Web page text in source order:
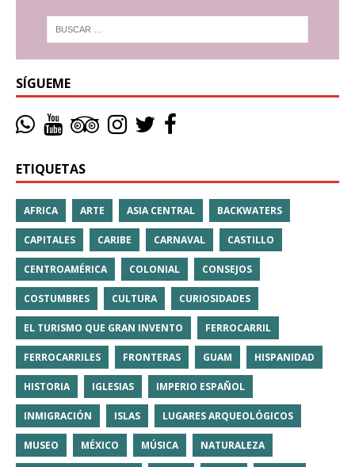
SÍGUEME
ETIQUETAS
AFRICA ARTE ASIA CENTRAL BACKWATERS
CAPITALES CARIBE CARNAVAL CASTILLO
CENTROAMÉRICA COLONIAL CONSEJOS
COSTUMBRES CULTURA CURIOSIDADES
EL TURISMO QUE GRAN INVENTO FERROCARRIL
FERROCARRILES FRONTERAS GUAM HISPANIDAD
HISTORIA IGLESIAS IMPERIO ESPAÑOL
INMIGRACIÓN ISLAS LUGARES ARQUEOLÓGICOS
MUSEO MÉXICO MÚSICA NATURALEZA